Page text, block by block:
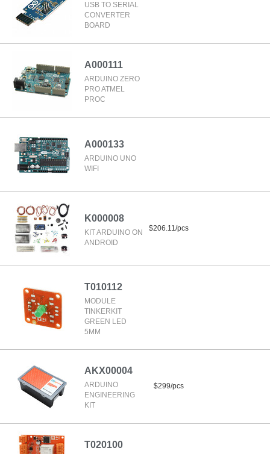
USB TO SERIAL
CONVERTER
BOARD
A000111
ARDUINO ZERO
PRO ATMEL
PROC
A000133
ARDUINO UNO
WIFI
K000008
KIT ARDUINO ON
ANDROID
$206.11/pcs
T010112
MODULE
TINKERKIT
GREEN LED
5MM
AKX00004
ARDUINO
ENGINEERING
KIT
$299/pcs
T020100